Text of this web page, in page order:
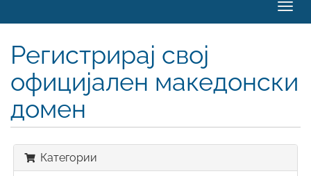
ја
Регистрирај свој
официјален македонски
домен
Категории